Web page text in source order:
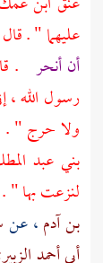
عليهما " .
أن أنحر .
رسول الله ،
ولا حرج " .
بني عبد
لنزعت بها " .
بن آدم، عن
أبي أحمد